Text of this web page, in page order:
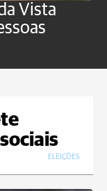
Vista
ELEIÇÕES